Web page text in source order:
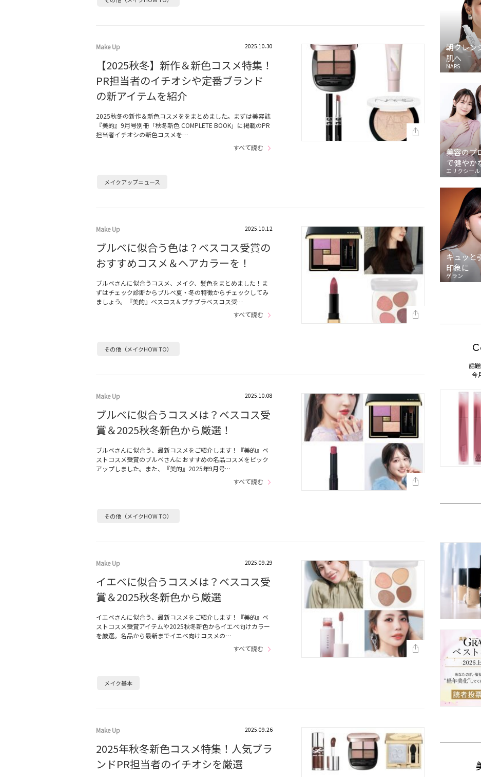
Make Up 2025.10.30
【2025秋冬】新作＆新色コスメ特集！
PR担当者のイチオシや定番ブランド
の新アイテムを紹介
2025秋冬の新作＆新色コスメををまとめました。まずは美容誌
『美的』9月号別冊「秋冬新色 COMPLETE BOOK」に掲載のPR
担当者イチオシの新色コスメを…
すべて読む
メイクアップニュース
Make Up 2025.10.12
ブルベに似合う色は？ベスコス受賞の
おすすめコスメ＆ヘアカラーを！
ブルベさんに似合うコスメ、メイク、髪色をまとめました！ま
ずはチェック診断からブルベ夏・冬の特徴からチェックしてみ
ましょう。『美的』ベスコス＆プチプラベスコス受…
すべて読む
その他（メイクHOW TO）
Make Up 2025.10.08
ブルベに似合うコスメは？ベスコス受
賞＆2025秋冬新色から厳選！
ブルベさんに似合う、最新コスメをご紹介します！『美的』ベ
ストコスメ受賞のブルベさんにおすすめの名品コスメをピック
アップしました。また、『美的』2025年9月号…
すべて読む
その他（メイクHOW TO）
Make Up 2025.09.29
イエベに似合うコスメは？ベスコス受
賞＆2025秋冬新色から厳選
イエベさんに似合う、最新コスメをご紹介します！『美的』ベ
ストコスメ受賞アイテムや2025秋冬新色からイエベ向けカラー
を厳選。名品から最新までイエベ向けコスメの…
すべて読む
メイク基本
Make Up 2025.09.26
2025年秋冬新色コスメ特集！人気ブラ
ンドPR担当者のイチオシを厳選
朝クレン
肌へ
NARS
美容のプ
で健やか
エリクシール
キュッと
印象に
ゲラン
話
今